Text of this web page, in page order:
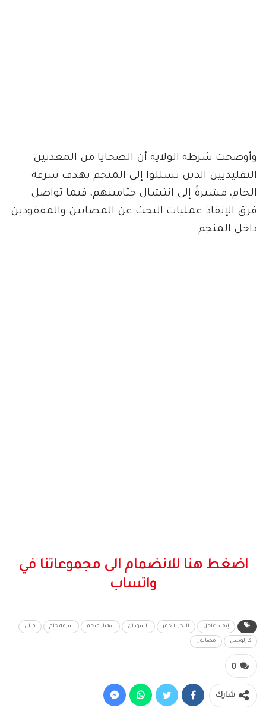
وأوضحت شرطة الولاية أن الضحايا من المعدنين
التقليديين الذين تسللوا إلى المنجم بهدف سرقة
الخام، مشيرةً إلى انتشال جثامينهم، فيما تواصل
فرق الإنقاذ عمليات البحث عن المصابين والمفقودين
داخل المنجم.
اضغط هنا للانضمام الى مجموعاتنا في
واتساب
إنقاذ عاجل البحر الأحمر السودان انهيار منجم سرقة خام قتلى
كارلويس مصابون
0
شارك